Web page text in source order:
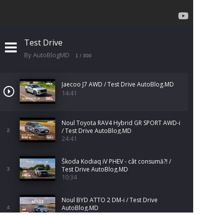
Test Drive
By AutoBlogMD 1 / 300
Jaecoo J7 AWD / Test Drive AutoBlog.MD
14:41
2
Noul Toyota RAV4 Hybrid GR SPORT AWD-i
/ Test Drive AutoBlog.MD
24:41
3
Škoda Kodiaq iV PHEV - cât consumă?! /
Test Drive AutoBlog.MD
10:34
4
Noul BYD ATTO 2 DM-i / Test Drive
AutoBlog.MD